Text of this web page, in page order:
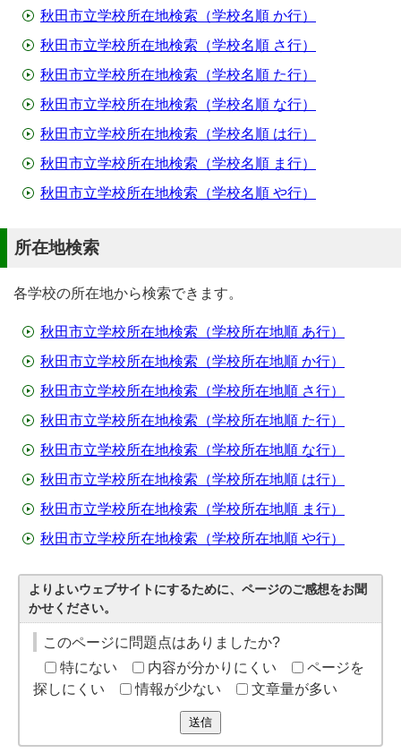
秋田市立学校所在地検索（学校名順 か行）
秋田市立学校所在地検索（学校名順 さ行）
秋田市立学校所在地検索（学校名順 た行）
秋田市立学校所在地検索（学校名順 な行）
秋田市立学校所在地検索（学校名順 は行）
秋田市立学校所在地検索（学校名順 ま行）
秋田市立学校所在地検索（学校名順 や行）
所在地検索
各学校の所在地から検索できます。
秋田市立学校所在地検索（学校所在地順 あ行）
秋田市立学校所在地検索（学校所在地順 か行）
秋田市立学校所在地検索（学校所在地順 さ行）
秋田市立学校所在地検索（学校所在地順 た行）
秋田市立学校所在地検索（学校所在地順 な行）
秋田市立学校所在地検索（学校所在地順 は行）
秋田市立学校所在地検索（学校所在地順 ま行）
秋田市立学校所在地検索（学校所在地順 や行）
よりよいウェブサイトにするために、ページのご感想をお聞
かせください。
このページに問題点はありましたか?
特にない
内容が分かりにくい
ページを
探しにくい
情報が少ない 文章量が多い
送信